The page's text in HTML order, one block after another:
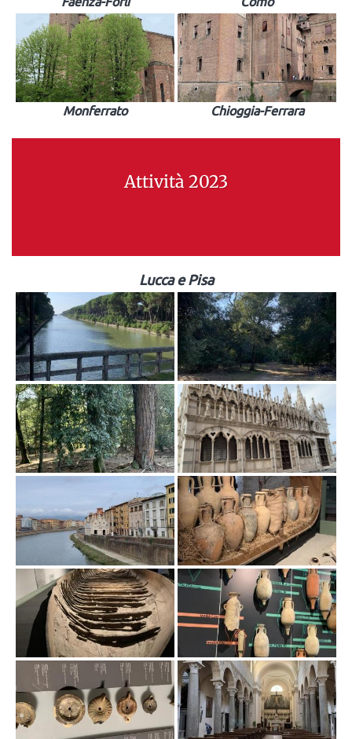
Monferrato Chioggia-Ferrara
Attività 2023
Lucca e Pisa